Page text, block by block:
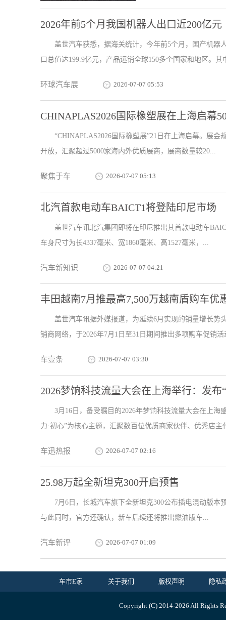
2026年前5个月我国机器人出口近200亿元
盖世汽车获悉，据海关统计，今年前5个月，国产机器
口总值达199.9亿元，产品远销全球150多个国家和地区。其
环球汽车展 2026-07-07 05:53
CHINAPLAS2026国际橡塑展在上海启幕
“CHINAPLAS2026国际橡塑展”21日在上海启幕。展
开放，汇聚超过5000家海内外优质展商，展商数量较20...
聚焦于车 2026-07-07 05:13
北汽首款电动车BAICT1将登陆印尼市场
盖世汽车讯北汽集团即将在印尼推出其首款电动车
车身尺寸为长4337毫米、宽1860毫米、高1527毫米，...
汽车新知识 2026-07-07 04:21
丰田越南7月推最高7,500万越南盾购车优
盖世汽车讯据外媒报道，为延续6月实现的销量增长
销商网络，于2026年7月1日至31日期间推出多项购车促销
车壹条 2026-07-07 03:30
2026梦饷科技流量大会在上海举行：发
3月16日，备受瞩目的2026年梦饷科技流量大会在上
力·初心”为核心主题，汇聚数百位优质商家伙伴、优秀店主
车迅热报 2026-07-07 02:16
25.98万起全新坦克300开启预售
7月6日，长城汽车旗下全新坦克300公布插电混动版本
与此同时，官方还确认，新车后续还将推出燃油版车...
汽车新评 2026-07-07 01:09
车市E家 关于我们 版权声明 隐私
Copyright (C) 2014-2026 All Rights